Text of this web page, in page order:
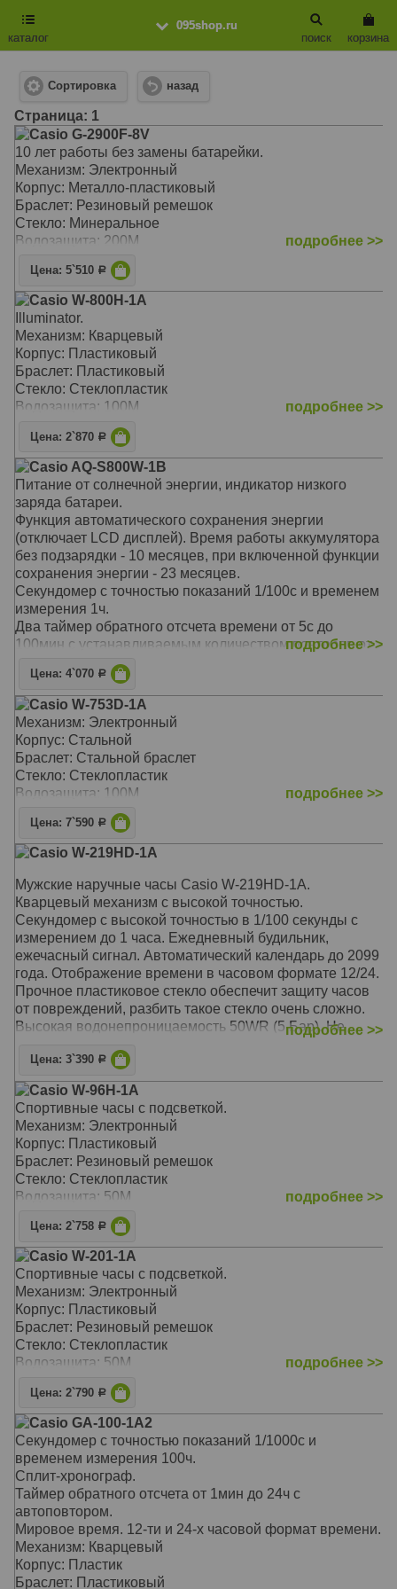
095shop.ru
каталог
корзина
поиск
Сортировка назад
Cтраница: 1
Casio G-2900F-8V
10 лет работы без замены батарейки.
Механизм: Электронный
Корпус: Металло-пластиковый
Браслет: Резиновый ремешок
Стекло: Минеральное
Водозащита: 200M
подробнее >>
Цена: 5`510 Р
Casio W-800H-1A
Illuminator.
Механизм: Кварцевый
Корпус: Пластиковый
Браслет: Пластиковый
Стекло: Стеклопластик
Водозащита: 100M
подробнее >>
Цена: 2`870 Р
Casio AQ-S800W-1B
Питание от солнечной энергии, индикатор низкого
заряда батареи.
Функция автоматического сохранения энергии
(отключает LCD дисплей). Время работы аккумулятора
без подзарядки - 10 месяцев, при включенной функции
сохранения энергии - 23 месяцев.
Секундомер с точностью показаний 1/100с и временем
измерения 1ч.
Два таймер обратного отсчета времени от 5с до
100мин с устанавливаемым количеством повторов от
Мировое время.
12-ти и 24-х часовой формат времени.
Шесть языков отображения дня недели: английский,
португальский, испанский, французский, немецкий и
итальянский.
Функция включения/отключения звука кнопок.
Механизм: Кварцевый
Браслет: Пластик
Водозащита: WR100
подробнее >>
Цена: 4`070 Р
Casio W-753D-1A
Механизм: Электронный
Корпус: Стальной
Браслет: Стальной браслет
Стекло: Стеклопластик
Водозащита: 100M
подробнее >>
Цена: 7`590 Р
Casio W-219HD-1A
Мужские наручные часы Casio W-219HD-1A.
Кварцевый механизм с высокой точностью.
Секундомер с высокой точностью в 1/100 секунды с
измерением до 1 часа. Ежедневный будильник,
ежечасный сигнал. Автоматический календарь до 2099
года. Отображение времени в часовом формате 12/24.
Прочное пластиковое стекло обеспечит защиту часов
от повреждений, разбить такое стекло очень сложно.
Высокая водонепроницаемость 50WR (5 Бар). Не
ванне.
Батарея рассчитана на 7 лет. Раскладывающаяся
застежка Приспособление для застёгивания браслета/
ремешка часов, которое никогда не расстёгивается
полностью, а раскладывается на три части.
Механизм: Электронный
Корпус: Стальной
Стекло: Стеклопластик
Браслет: Стальной браслет
Водозащита: 100M
Размер: 47,1 х 48,1 х 13,9 мм, толщина 13,9мм
подробнее >>
Цена: 3`390 Р
Casio W-96H-1A
Спортивные часы с подсветкой.
Механизм: Электронный
Корпус: Пластиковый
Браслет: Резиновый ремешок
Стекло: Стеклопластик
Водозащита: 50M
подробнее >>
Цена: 2`758 Р
Casio W-201-1A
Спортивные часы с подсветкой.
Механизм: Электронный
Корпус: Пластиковый
Браслет: Резиновый ремешок
Стекло: Стеклопластик
Водозащита: 50M
подробнее >>
Цена: 2`790 Р
Casio GA-100-1A2
Секундомер с точностью показаний 1/1000с и
временем измерения 100ч.
Сплит-хронограф.
Таймер обратного отсчета от 1мин до 24ч с
автоповтором.
Мировое время. 12-ти и 24-х часовой формат времени.
Механизм: Кварцевый
Корпус: Пластик
Браслет: Пластиковый